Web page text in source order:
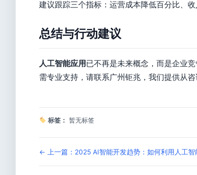
建议跟踪三个指标：运营成本降低百分比、
总结与行动建议
人工智能应用 已不再是未来概念，而是企业
需专业支持，请联系广州钜兆，我们提供从
标签： 暂无标签
← 上一篇：2025 AI智能开发趋势：如何利用人工智